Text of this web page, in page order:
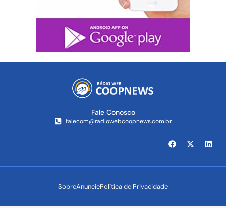
Fale Conosco
falecom@radiowebcoopnews.com.br
SobreAnunciePolítica de Privacidade